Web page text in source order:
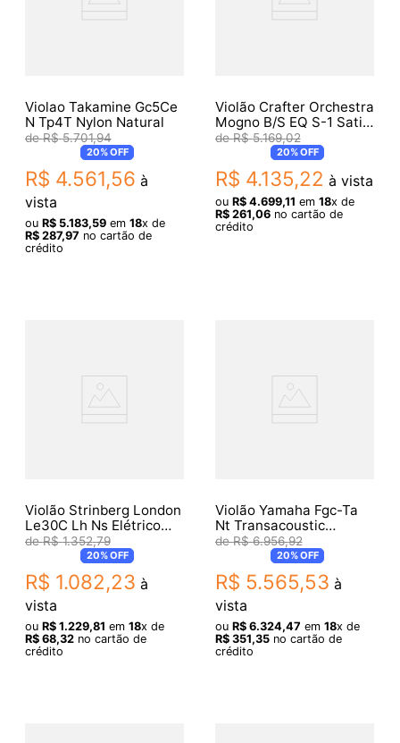
Violao Takamine Gc5Ce
N Tp4T Nylon Natural
R$ 5.701,94
20%OFF
R$ 4.561,56 à
vista
ou R$ 5.183,59em 18x de
R$ 287,97 no cartão de
crédito
Violão Crafter Orchestra
Mogno B/S EQ S-1 Satin
Bag Mind Prestige
R$ 5.169,02
20%OFF
R$ 4.135,22 à vista
ou R$ 4.699,11 em 18x de
R$ 261,06no cartão de
crédito
Violão Strinberg London
Le30C Lh Ns Elétrico
Folk Canhoto
R$ 1.352,79
20%OFF
R$ 1.082,23 à
vista
ou R$ 1.229,81 em 18x de
R$ 68,32no cartão de
crédito
Violão Yamaha Fgc-Ta
Nt Transacoustic
Cutway Natural
R$ 6.956,92
20%OFF
R$ 5.565,53 à
vista
ou R$ 6.324,47 em 18x de
R$ 351,35no cartão de
crédito